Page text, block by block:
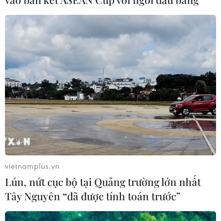
MB chuẩn bị trả cổ tức cho cổ đông
15%, nâng vốn điều lệ lên 100.000 tỷ
đồng
03/08/2026 13:47
TotalEnergies thâu tóm một phần
mảng năng lượng tái tạo của Shell
03/08/2026 10:33
vietnamplus.vn
Lún, nứt cục bộ tại Quảng trường lớn nhất
Tây Nguyên “đã được tính toán trước”